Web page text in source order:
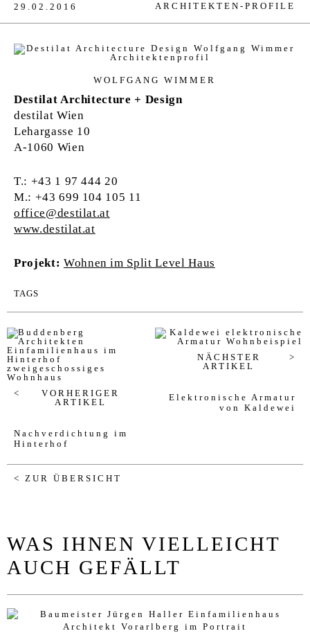
29.02.2016 ARCHITEKTEN-PROFILE
WOLFGANG WIMMER
Destilat Architecture + Design
destilat Wien
Lehargasse 10
A-1060 Wien
T.: +43 1 97 444 20
M.: +43 699 104 105 11
office@destilat.at
www.destilat.at
Projekt: Wohnen im Split Level Haus
TAGS
VORHERIGER
ARTIKEL
Nachverdichtung im
Hinterhof
NÄCHSTER
ARTIKEL
Elektronische Armatur
von Kaldewei
< ZUR ÜBERSICHT
WAS IHNEN VIELLEICHT
AUCH GEFÄLLT